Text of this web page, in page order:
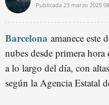
Publicada 23 marzo 2025
Barcelona amanece este
nubes desde primera hora
a lo largo del día, con
según la Agencia Estatal